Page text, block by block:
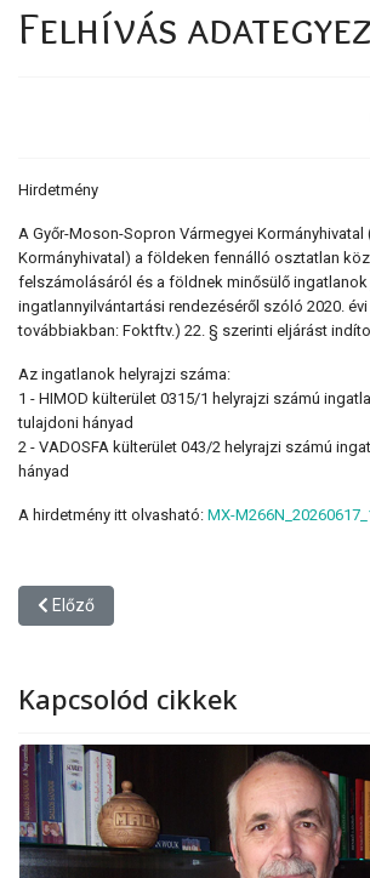
Felhívás
Hirdetmény
A Győr-Moson-Sopron Vármegyei
Kormányhivatal) a földeken fennálló osztatlan
felszámolásáról és a földnek minősülő
ingatlan­nyilvántartási rendezéséről szóló 2020. évi
továbbiakban: Foktftv.) 22. § szerinti eljárást
Az ingatlanok helyrajzi száma:
1 - HIMOD külterület 0315/1 helyrajzi számú
tulajdoni hányad
2 - VADOSFA külterület 043/2 helyrajzi számú
hányad
A hirdetmény itt olvasható: MX-
Előző cikk: Hirdetmény: felhívás
Előző
Kapcsolód cikkek